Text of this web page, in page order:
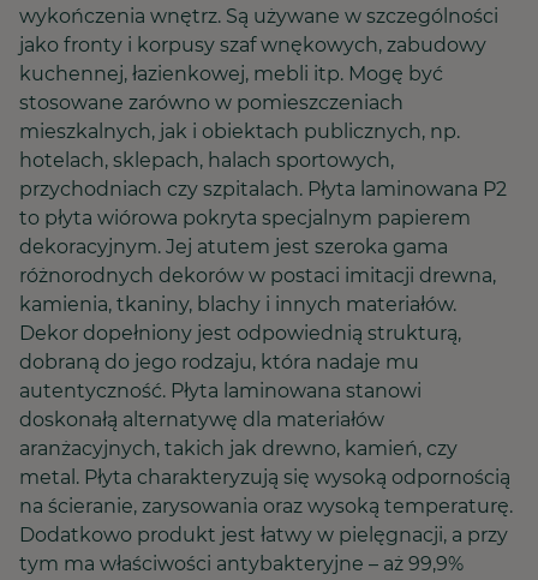
wykończenia wnętrz. Są używane w szczególności
jako fronty i korpusy szaf wnękowych, zabudowy
kuchennej, łazienkowej, mebli itp. Mogę być
stosowane zarówno w pomieszczeniach
mieszkalnych, jak i obiektach publicznych, np.
hotelach, sklepach, halach sportowych,
przychodniach czy szpitalach. Płyta laminowana P2
to płyta wiórowa pokryta specjalnym papierem
dekoracyjnym. Jej atutem jest szeroka gama
różnorodnych dekorów w postaci imitacji drewna,
kamienia, tkaniny, blachy i innych materiałów.
Dekor dopełniony jest odpowiednią strukturą,
dobraną do jego rodzaju, która nadaje mu
autentyczność. Płyta laminowana stanowi
doskonałą alternatywę dla materiałów
aranżacyjnych, takich jak drewno, kamień, czy
metal. Płyta charakteryzują się wysoką odpornością
na ścieranie, zarysowania oraz wysoką temperaturę.
Dodatkowo produkt jest łatwy w pielęgnacji, a przy
tym ma właściwości antybakteryjne – aż 99,9%